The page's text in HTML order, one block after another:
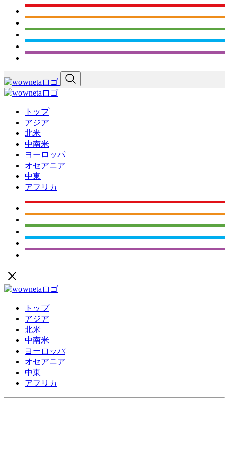
トップ
アジア
北米
中南米
ヨーロッパ
オセアニア
中東
アフリカ
トップ
アジア
北米
中南米
ヨーロッパ
オセアニア
中東
アフリカ